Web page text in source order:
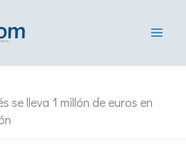
se lleva 1 millón de euros en